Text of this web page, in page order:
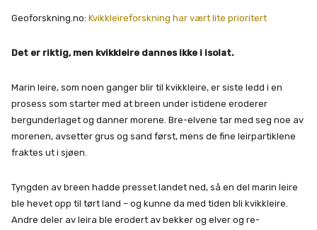
Geoforskning.no: Kvikkleireforskning har vært lite prioritert
Det er riktig, men kvikkleire dannes ikke i isolat.
Marin leire, som noen ganger blir til kvikkleire, er siste ledd i en
prosess som starter med at breen under istidene eroderer
bergunderlaget og danner morene. Bre-elvene tar med seg noe av
morenen, avsetter grus og sand først, mens de fine leirpartiklene
fraktes ut i sjøen.
Tyngden av breen hadde presset landet ned, så en del marin leire
ble hevet opp til tørt land – og kunne da med tiden bli kvikkleire.
Andre deler av leira ble erodert av bekker og elver og re-